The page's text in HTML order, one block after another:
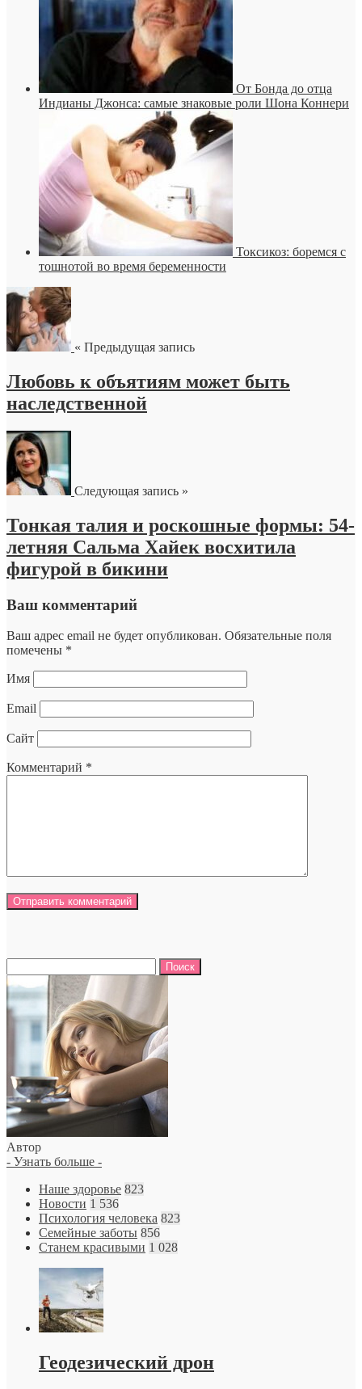
От Бонда до отца
Индианы Джонса: самые знаковые роли Шона Коннери
Токсикоз: боремся с
тошнотой во время беременности
« Предыдущая запись
Любовь к объятиям может быть
наследственной
Следующая запись »
Тонкая талия и роскошные формы: 54-
летняя Сальма Хайек восхитила
фигурой в бикини
Ваш комментарий
Ваш адрес email не будет опубликован. Обязательные поля
помечены *
Имя
Email
Сайт
Комментарий *
Автор
- Узнать больше -
Наше здоровье 823
Новости 1 536
Психология человека 823
Семейные заботы 856
Станем красивыми 1 028
Геодезический дрон